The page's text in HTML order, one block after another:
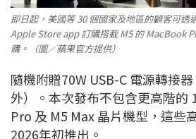
即日起，美國等 30 個國家及地區的顧客可
Apple Store app 訂購搭載 M5 的 MacBook
購。（圖／蘋果官方提供）
隨機附贈70W USB-C 電源轉接
外）。本次發布不包含更高階的
Pro 及 M5 Max 晶片機型，這些
2026年初推出。